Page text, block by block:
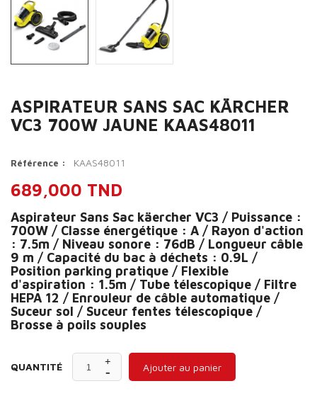
ASPIRATEUR SANS SAC KÄRCHER
VC3 700W JAUNE KAAS48011
Référence : KAAS48011
689,000 TND
Aspirateur Sans Sac käercher VC3 / Puissance :
700W / Classe énergétique : A / Rayon d'action
: 7.5m / Niveau sonore : 76dB / Longueur câble
9 m / Capacité du bac à déchets : 0.9L /
Position parking pratique / Flexible
d'aspiration : 1.5m / Tube télescopique / Filtre
HEPA 12 / Enrouleur de câble automatique /
Suceur sol / Suceur fentes télescopique /
Brosse à poils souples
QUANTITÉ Ajouter au panier